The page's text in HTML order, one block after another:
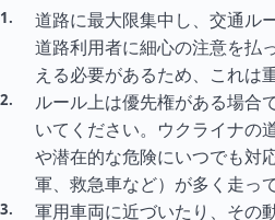
道路に最大限集中し、交通ル
道路利用者に細心の注意を払
える必要があるため、これは
ルール上は優先権がある場合
いてください。ウクライナの
や潜在的な危険にいつでも対
軍、救急車など）が多く走っ
軍用車両に近づいたり、その